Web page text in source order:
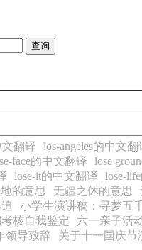
文翻译 los-angeles的中文翻
face的中文翻译 lose
lose-it的中文翻译 lose-
的意思 无疆之休的意思
小学生演讲稿：寻梦五
核自我鉴定 六一亲子活
领导致辞 关于十一国庆节